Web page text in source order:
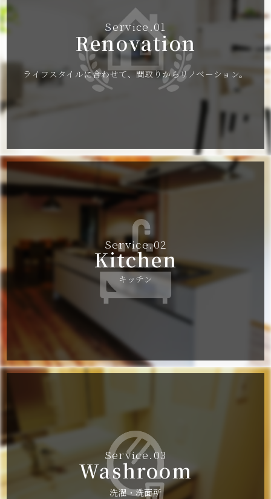
Service.01
Renovation
ライフスタイルに合わせて、間取りからリノベーション。
Service.02
Kitchen
キッチン
Service.03
Washroom
洗濯・洗面所